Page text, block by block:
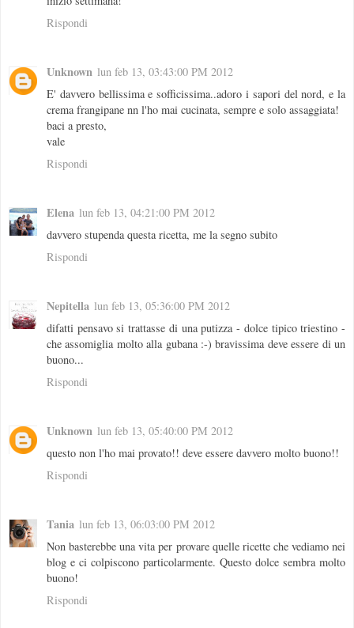
Rispondi
Unknown lun feb 13, 03:43:00 PM 2012
E' davvero bellissima e sofficissima..adoro i sapori del nord, e la
crema frangipane nn l'ho mai cucinata, sempre e solo assaggiata!
baci a presto,
vale
Rispondi
Elena lun feb 13, 04:21:00 PM 2012
davvero stupenda questa ricetta, me la segno subito
Rispondi
Nepitella lun feb 13, 05:36:00 PM 2012
difatti pensavo si trattasse di una putizza - dolce tipico triestino -
che assomiglia molto alla gubana :-) bravissima deve essere di un
buono...
Rispondi
Unknown lun feb 13, 05:40:00 PM 2012
questo non l'ho mai provato!! deve essere davvero molto buono!!
Rispondi
Tania lun feb 13, 06:03:00 PM 2012
Non basterebbe una vita per provare quelle ricette che vediamo nei
blog e ci colpiscono particolarmente. Questo dolce sembra molto
buono!
Rispondi